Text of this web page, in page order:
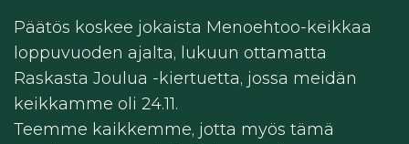
Päätös koskee jokaista Menoehtoo-keikkaa
loppuvuoden ajalta, lukuun ottamatta
Raskasta Joulua -kiertuetta, jossa meidän
keikkamme oli 24.11.
Teemme kaikkemme, jotta myös tämä